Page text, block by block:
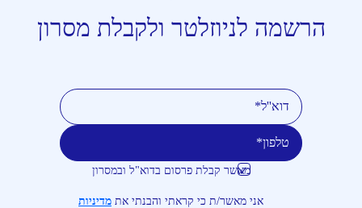
הרשמה לניוזלטר ולקבלת מסרון
מאשר קבלת פרסום בדוא"ל ובמסרון
אני מאשר/ת כי קראתי והבנתי את מדיניות